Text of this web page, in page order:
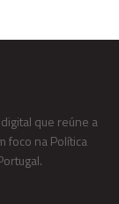
que reúne a
foco na Política